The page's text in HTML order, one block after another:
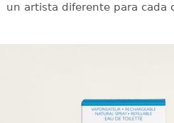
un artista diferente para cada